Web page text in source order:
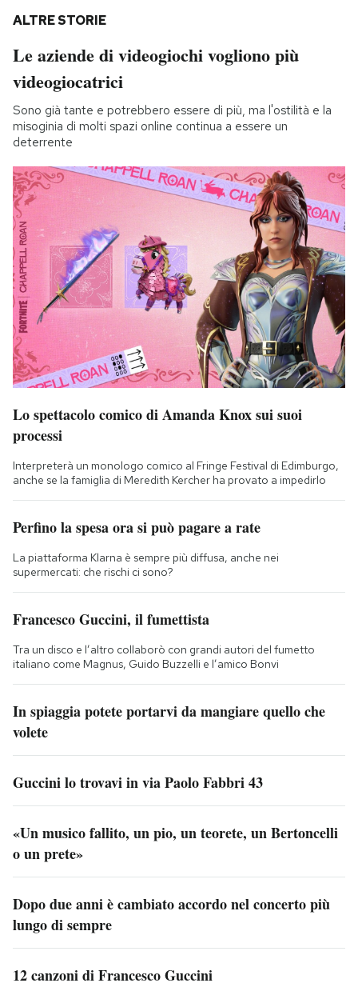
ALTRE STORIE
Le aziende di videogiochi vogliono più
videogiocatrici
Sono già tante e potrebbero essere di più, ma l'ostilità e la
misoginia di molti spazi online continua a essere un
deterrente
Lo spettacolo comico di Amanda Knox sui suoi
processi
Interpreterà un monologo comico al Fringe Festival di Edimburgo,
anche se la famiglia di Meredith Kercher ha provato a impedirlo
Perfino la spesa ora si può pagare a rate
La piattaforma Klarna è sempre più diffusa, anche nei
supermercati: che rischi ci sono?
Francesco Guccini, il fumettista
Tra un disco e l’altro collaborò con grandi autori del fumetto
italiano come Magnus, Guido Buzzelli e l’amico Bonvi
In spiaggia potete portarvi da mangiare quello che
volete
Guccini lo trovavi in via Paolo Fabbri 43
«Un musico fallito, un pio, un teorete, un Bertoncelli
o un prete»
Dopo due anni è cambiato accordo nel concerto più
lungo di sempre
12 canzoni di Francesco Guccini